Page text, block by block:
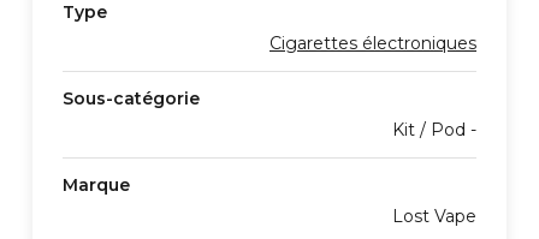
Type
Cigarettes électroniques
Sous-catégorie
Kit / Pod -
Marque
Lost Vape